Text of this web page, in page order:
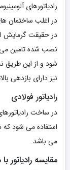
رادیاتورهای
در اغلب ساختمان
در حقیقت گرمایش
نصب شده تامین می
شود و از این طریق
نیز دارای بازدهی
رادیاتور فولادی
استفاده می شود که
می باشد.
مقایسه